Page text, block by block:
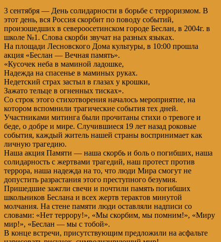
3 сентября — День солидарности в борьбе с терроризмом. В
этот день, вся Россия скорбит по поводу событий,
произошедших в североосетинском городе Беслан, в 2004г. в
школе №1. Слова скорби звучат на разных языках.
На площади Лесновского Дома культуры, в 10:00 прошла
акция «Беслан — Вечная память».
«Кусочек неба в маминой ладошке,
Надежда на спасенье в маминых руках.
Недетский страх застыл в глазах у крошки,
Зажато тельце в огненных тисках».
Со строк этого стихотворения началось мероприятие, на
котором вспомнили трагические события тех дней.
Участниками митинга были прочитаны стихи о тревоге и
беде, о добре и мире. Случившиеся 19 лет назад роковые
события, каждый житель нашей страны воспринимает как
личную трагедию.
Наша акция Памяти — наша скорбь и боль о погибших, наша
солидарность с жертвами трагедий, наш протест против
террора, наша надежда на то, что люди Мира смогут не
допустить разрастания этого преступного безумия.
Пришедшие зажгли свечи и почтили память погибших
школьников Беслана и всех жертв терактов минутой
молчания. На стене памяти люди оставляли надписи со
словами: «Нет террору!», «Мы скорбим, мы помним!», «Миру
мир!», «Беслан — мы с тобой».
В конце встречи, присутствующим предложили на асфальте